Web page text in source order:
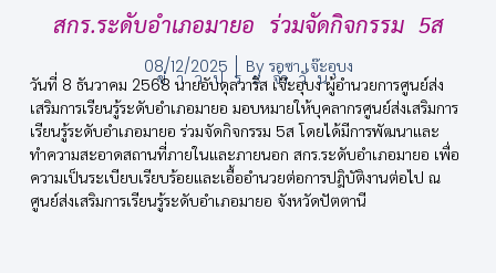
ข่าวประจำวัน
สกร.ระดับอำเภอมายอ ร่วมจัดกิจกรรม 5ส
08/12/2025 Byรอซา เจ๊ะอุบง
วันที่ 8 ธันวาคม 2568 นายอับดุลวาริส เจ๊ะอุบง ผู้อำนวยการศูนย์ส่ง
เสริมการเรียนรู้ระดับอำเภอมายอ มอบหมายให้บุคลากรศูนย์ส่งเสริมการ
เรียนรู้ระดับอำเภอมายอ ร่วมจัดกิจกรรม 5ส โดยได้มีการพัฒนาและ
ทำความสะอาดสถานที่ภายในและภายนอก สกร.ระดับอำเภอมายอ เพื่อ
ความเป็นระเบียบเรียบร้อยและเอื้ออำนวยต่อการปฎิบัติงานต่อไป ณ
ศูนย์ส่งเสริมการเรียนรู้ระดับอำเภอมายอ จังหวัดปัตตานี